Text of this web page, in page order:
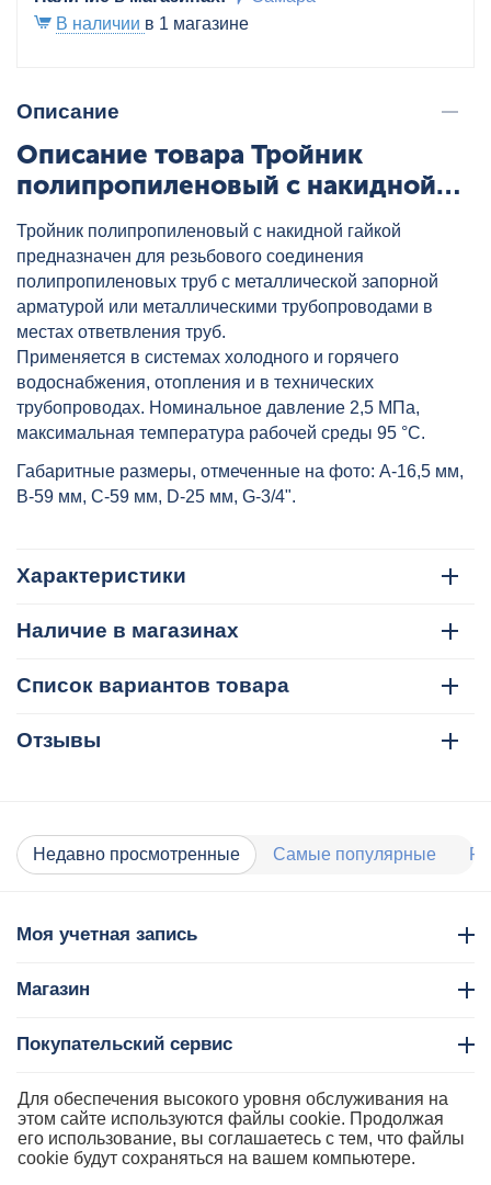
В наличии в 1 магазине
Описание
Описание товара Тройник
полипропиленовый с накидной
гайкой 25x3/4" сер. HEISSKRAFT,
артикул: 3092525
Тройник полипропиленовый с накидной гайкой
предназначен для резьбового соединения
полипропиленовых труб с металлической запорной
арматурой или металлическими трубопроводами в
местах ответвления труб.
Применяется в системах холодного и горячего
водоснабжения, отопления и в технических
трубопроводах. Номинальное давление 2,5 МПа,
максимальная температура рабочей среды 95 °C.
Габаритные размеры, отмеченные на фото: A-16,5 мм,
B-59 мм, C-59 мм, D-25 мм, G-3/4".
Характеристики
Наличие в магазинах
Список вариантов товара
Отзывы
Недавно просмотренные Самые популярные
Моя учетная запись
Магазин
Покупательский сервис
Контакты
Для обеспечения высокого уровня обслуживания на
этом сайте используются файлы cookie. Продолжая
его использование, вы соглашаетесь с тем, что файлы
cookie будут сохраняться на вашем компьютере.